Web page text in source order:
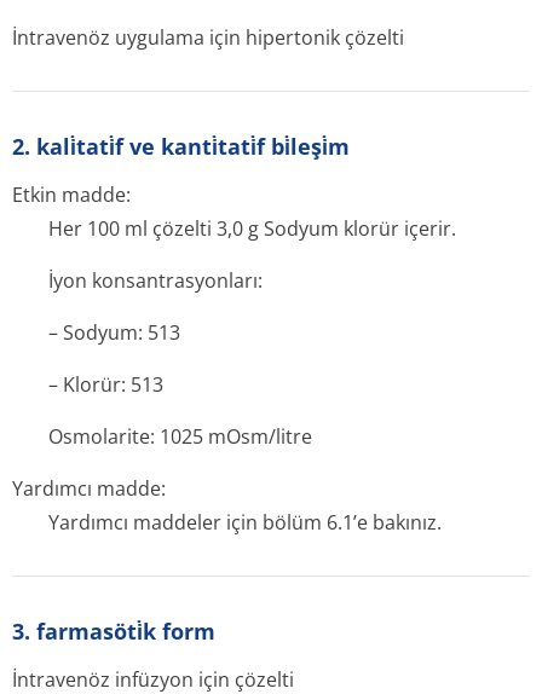
İntravenöz uygulama için hipertonik çözelti
2. kali̇tati̇f ve kanti̇tati̇f bi̇leşi̇m
Etkin madde:
Her 100 ml çözelti 3,0 g Sodyum klorür içerir.
İyon konsantrasyonları:
– Sodyum: 513
– Klorür: 513
Osmolarite: 1025 mOsm/litre
Yardımcı madde:
Yardımcı maddeler için bölüm 6.1’e bakınız.
3. farmasöti̇k form
İntravenöz infüzyon için çözelti